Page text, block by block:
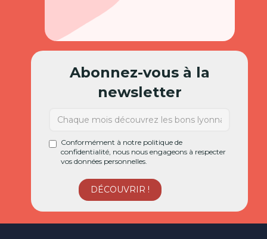
Abonnez-vous à la
newsletter
Conformément à notre politique de
confidentialité, nous nous engageons à respecter
vos données personnelles.